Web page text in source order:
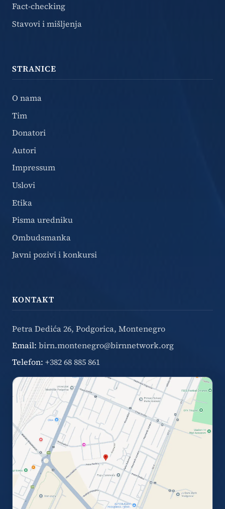
Fact-checking
Stavovi i mišljenja
STRANICE
O nama
Tim
Donatori
Autori
Impressum
Uslovi
Etika
Pisma uredniku
Ombudsmanka
Javni pozivi i konkursi
KONTAKT
Petra Dedića 26, Podgorica, Montenegro
Email: birn.montenegro@birnnetwork.org
Telefon: +382 68 885 861